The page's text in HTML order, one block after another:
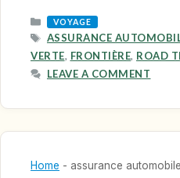
CATEGORIES
VOYAGE
TAGS
ASSURANCE
VERTE, FRONTIÈRE, ROAD
LEAVE A COMMENT
Home - assurance automobile